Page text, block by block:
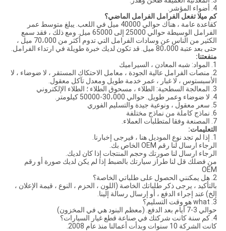
4. أضواء المؤشر.
كم ميلا تفعل الفرامل الفرامل الماضي؟
كقاعدة عامة ، هناك حوالي 40000 ميل في اللعب. يبلغ متوسط ​​عمر
الفرامل الوسيطة حوالي 25000 إلى 65000 ميل. ومع ذلك ، فقد سمع
الكثير من الناس عن وسادات الفرامل التي تدوم أكثر من 70،000 ميل ،
حتى بعد عتبة 80،000 ميل. قد تكون لديك خبرة طويلة في ارتداء الفرامل.
منفعتنا:
1. المواد: شبه المعادن ، السيراميك
2. منصات الفرامل عالية الجودة ، معامل الاحتكاك المستقر ، لا ضوضاء ، لا
الأسبستوس ، لا غبار ، عمر خدمة طويل ومعدل تآكل معقول.
3. المعالجة السطحية: الطلاء ، مسحوق الطلاء ؛ الطلاء الإلكتروني
4. لا ضوضاء وعمر طويل. حوالي 30،000-50000 كيلومتر.
5. سعر معقول ، ونوعية جيدة والتسليم الفوري
6. نماذج كاملة من نماذج مختلفة
7. المصنعة وفقا لمتطلبات العملاء.
التعليمات:
1. إذا لم تجد نوع الموديل هنا ، فيرجى إخبارنا.
الرجاء ارسال لنا رقم OEM الخاص بك.
الرجاء ارسال لنا صورتك وحجم المنتجات إذا كان لديك.
من فضلك قل لنا طراز سيارتك بالضبط إذا لم يكن لديك صورة أو رقم
OEM
2. هل يمكنني الحصول على طلباتي الخاصة؟
بالتأكيد ، يرجى ذكر طلباتك الخاصة (اللون ، الحزم ، النوع ، قيمة الإعلان ،
إلخ) عند إجراء الدفع ، أو إرسال رسالة إلينا.
3. what هو وقت التسليم؟
حوالي 3-7 أيام بعد الدفع. (معظم البنود هي في المخزون)
4. كم سنة كانت شركتك في صناعة قطع غيار السيارات؟
كانت الشركة 10 سنوات وبدأت أعمالنا منذ عام 2008.